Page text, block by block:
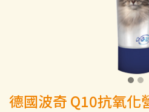
德國波奇 Q10抗氧化